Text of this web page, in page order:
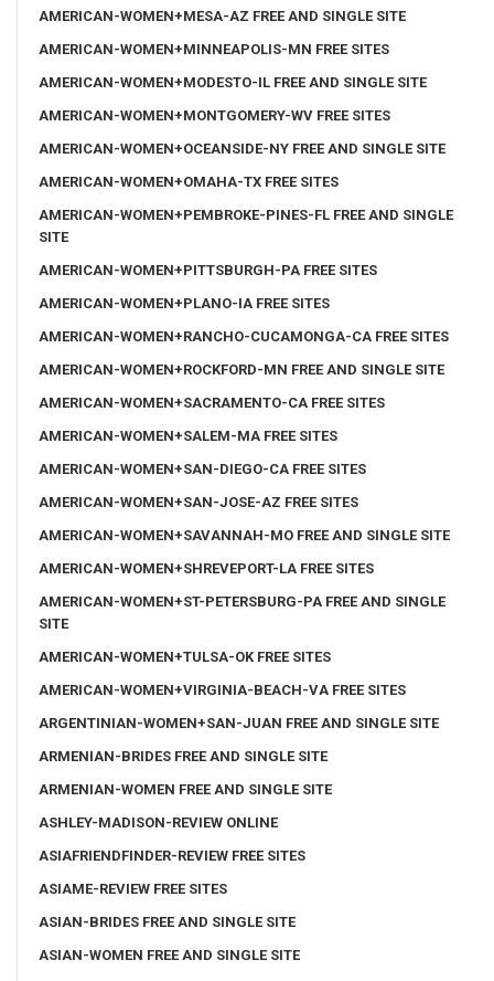
AMERICAN-WOMEN+MESA-AZ FREE AND SINGLE SITE
AMERICAN-WOMEN+MINNEAPOLIS-MN FREE SITES
AMERICAN-WOMEN+MODESTO-IL FREE AND SINGLE SITE
AMERICAN-WOMEN+MONTGOMERY-WV FREE SITES
AMERICAN-WOMEN+OCEANSIDE-NY FREE AND SINGLE SITE
AMERICAN-WOMEN+OMAHA-TX FREE SITES
AMERICAN-WOMEN+PEMBROKE-PINES-FL FREE AND SINGLE
SITE
AMERICAN-WOMEN+PITTSBURGH-PA FREE SITES
AMERICAN-WOMEN+PLANO-IA FREE SITES
AMERICAN-WOMEN+RANCHO-CUCAMONGA-CA FREE SITES
AMERICAN-WOMEN+ROCKFORD-MN FREE AND SINGLE SITE
AMERICAN-WOMEN+SACRAMENTO-CA FREE SITES
AMERICAN-WOMEN+SALEM-MA FREE SITES
AMERICAN-WOMEN+SAN-DIEGO-CA FREE SITES
AMERICAN-WOMEN+SAN-JOSE-AZ FREE SITES
AMERICAN-WOMEN+SAVANNAH-MO FREE AND SINGLE SITE
AMERICAN-WOMEN+SHREVEPORT-LA FREE SITES
AMERICAN-WOMEN+ST-PETERSBURG-PA FREE AND SINGLE
SITE
AMERICAN-WOMEN+TULSA-OK FREE SITES
AMERICAN-WOMEN+VIRGINIA-BEACH-VA FREE SITES
ARGENTINIAN-WOMEN+SAN-JUAN FREE AND SINGLE SITE
ARMENIAN-BRIDES FREE AND SINGLE SITE
ARMENIAN-WOMEN FREE AND SINGLE SITE
ASHLEY-MADISON-REVIEW ONLINE
ASIAFRIENDFINDER-REVIEW FREE SITES
ASIAME-REVIEW FREE SITES
ASIAN-BRIDES FREE AND SINGLE SITE
ASIAN-WOMEN FREE AND SINGLE SITE